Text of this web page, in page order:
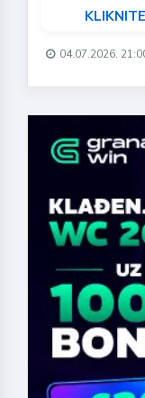
04.07.2026.